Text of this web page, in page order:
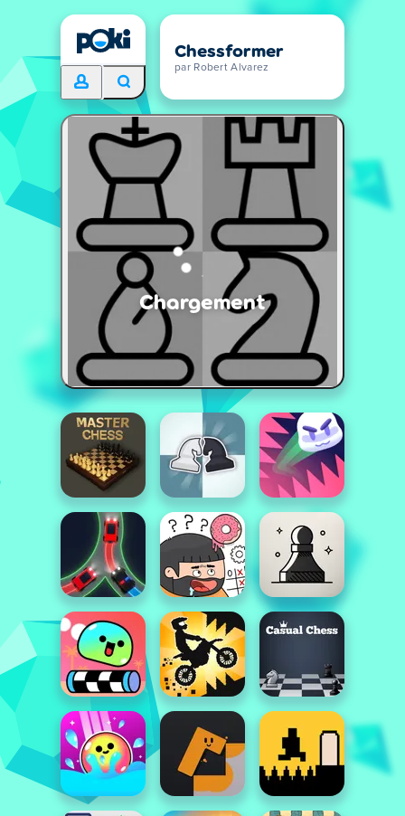
Chessformer
par Robert Alvarez
Chargement